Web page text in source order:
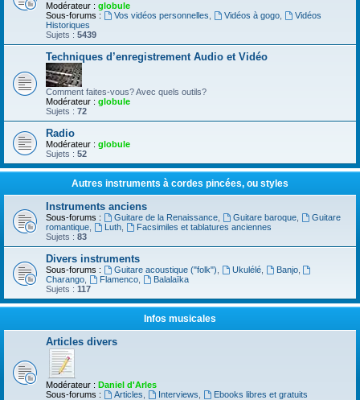
Modérateur : globule
Sous-forums :
Vos vidéos personnelles Vidéos à gogo,
Vidéos
Historiques
Sujets : 5439
Techniques d’enregistrement Audio et Vidéo
Comment faites-vous? Avec quels outils?
Modérateur : globule
Sujets : 72
Radio
Modérateur : globule
Sujets : 52
Autres instruments à cordes pincées, ou styles
Instruments anciens
Sous-forums : Guitare de la Renaissance, Guitare baroque,
Guitare
romantique
Luth,
Facsimiles et tablatures anciennes
Sujets : 83
Divers instruments
Sous-forums : Guitare acoustique ("folk") Ukulélé, Banjo,
Charango
Flamenco,
Balalaïka
Sujets : 117
Infos musicales
Articles divers
Modérateur : Daniel d'Arles
Sous-forums :
Articles Interviews
Ebooks libres et gratuits